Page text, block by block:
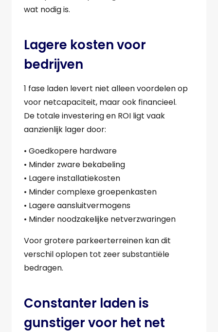
wat nodig is.
Lagere kosten voor
bedrijven
1 fase laden levert niet alleen voordelen op
voor netcapaciteit, maar ook financieel.
De totale investering en ROI ligt vaak
aanzienlijk lager door:
• Goedkopere hardware
• Minder zware bekabeling
• Lagere installatiekosten
• Minder complexe groepenkasten
• Lagere aansluitvermogens
• Minder noodzakelijke netverzwaringen
Voor grotere parkeerterreinen kan dit
verschil oplopen tot zeer substantiële
bedragen.
Constanter laden is
gunstiger voor het net